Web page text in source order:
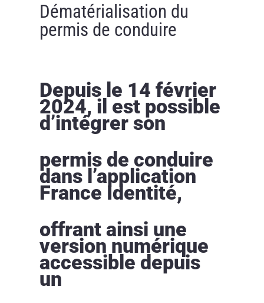
Dématérialisation du
permis de conduire
Depuis le 14 février
2024, il est possible
d’intégrer son
permis de conduire
dans l’application
France Identité,
offrant ainsi une
version numérique
accessible depuis
un